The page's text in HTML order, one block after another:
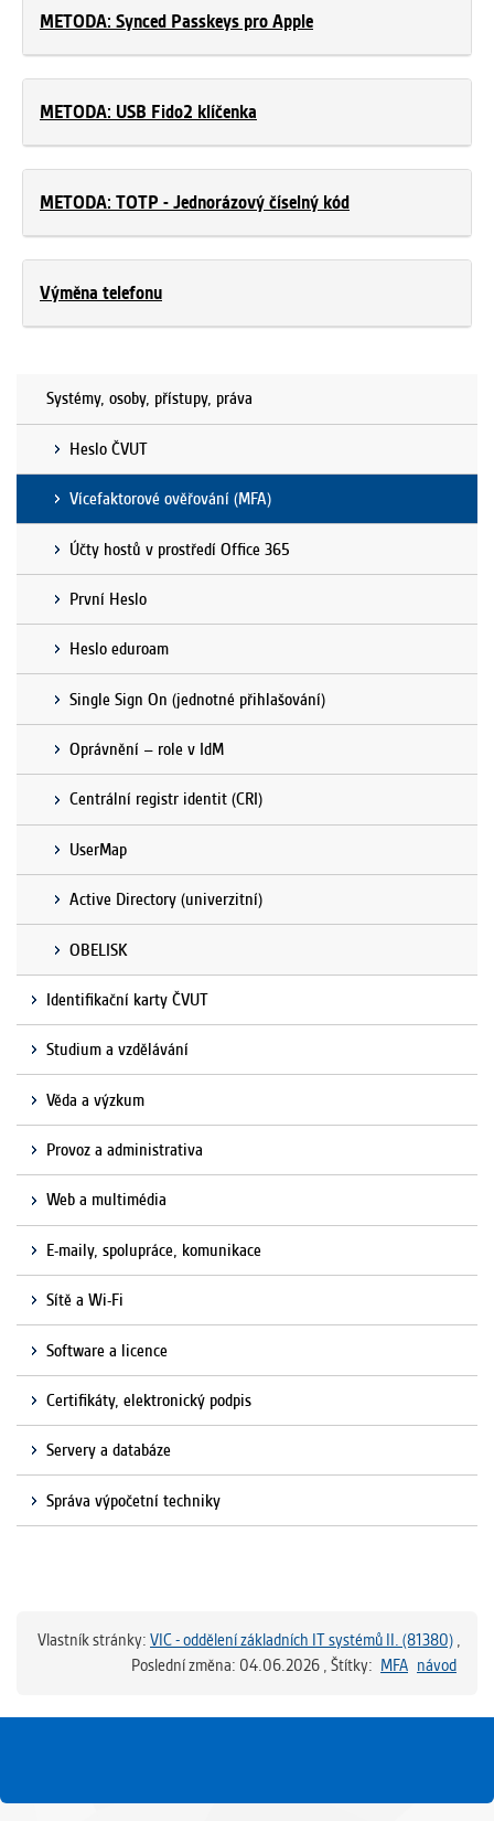
METODA: Synced Passkeys pro Apple
METODA: USB Fido2 klíčenka
METODA: TOTP - Jednorázový číselný kód
Výměna telefonu
Systémy, osoby, přístupy, práva
Heslo ČVUT
Vícefaktorové ověřování (MFA)
Účty hostů v prostředí Office 365
První Heslo
Heslo eduroam
Single Sign On (jednotné přihlašování)
Oprávnění – role v IdM
Centrální registr identit (CRI)
UserMap
Active Directory (univerzitní)
OBELISK
Identifikační karty ČVUT
Studium a vzdělávání
Věda a výzkum
Provoz a administrativa
Web a multimédia
E-maily, spolupráce, komunikace
Sítě a Wi-Fi
Software a licence
Certifikáty, elektronický podpis
Servery a databáze
Správa výpočetní techniky
Vlastník stránky: VIC - oddělení základních IT systémů II. (81380) ,
Poslední změna: 04.06.2026 , Štítky: MFA návod